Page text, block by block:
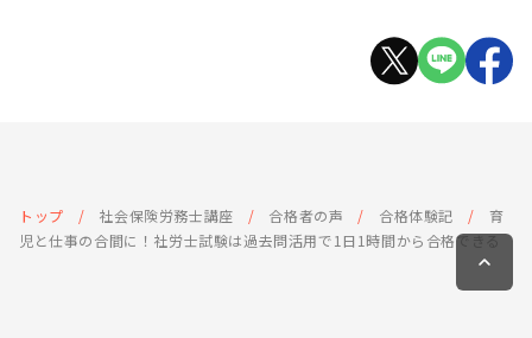
トップ 社会保険労務士講座 合格者の声 合格体験記
育
児と仕事の合間に！社労士試験は過去問活用で1日1時間から合格できる